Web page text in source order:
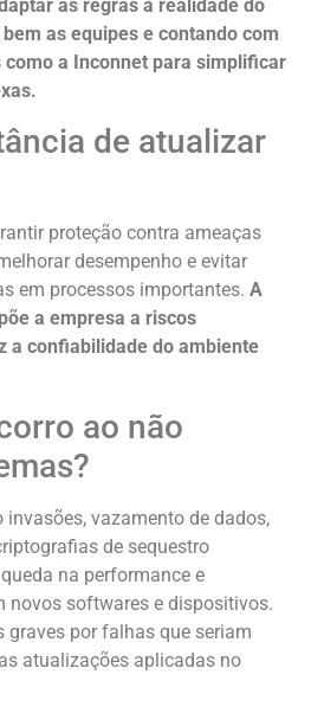
as regras à realidade do
as equipes e contando com
a Inconnet para simplificar
de atualizar
proteção contra ameaças
desempenho e evitar
em processos importantes. A
a empresa a riscos
a confiabilidade do ambiente
ao não
vazamento de dados,
de sequestro
na performance e
novos softwares e dispositivos.
graves por falhas que seriam
atualizações aplicadas no